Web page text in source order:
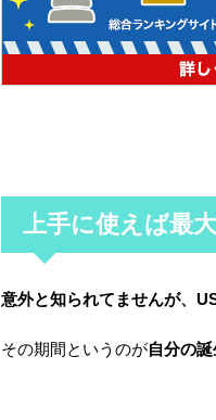
上手に使えば最
意外と知られてませんが、
その期間というのが自分の